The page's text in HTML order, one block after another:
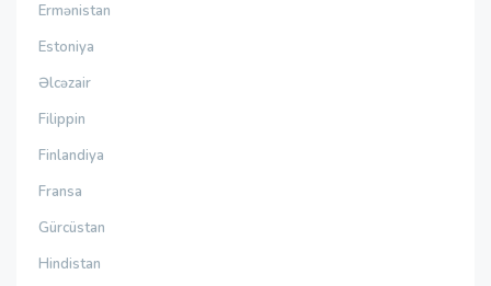
Ermənistan
Estoniya
Əlcəzair
Filippin
Finlandiya
Fransa
Gürcüstan
Hindistan